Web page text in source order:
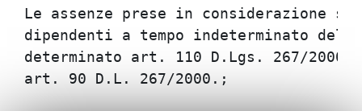
Le assenze prese in considerazione
dipendenti a tempo indeterminato
determinato art. 110 D.Lgs. 267/